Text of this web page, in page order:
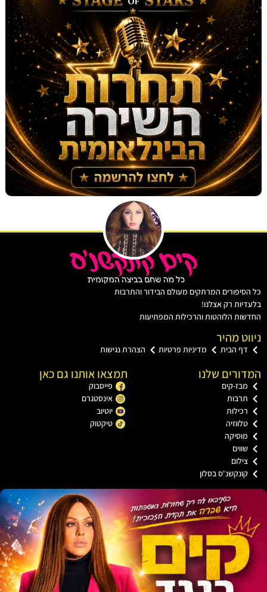
המרתקים מעולם הבידור והתרבות
רק אצלנו!
הלוהטות והרכילות המפתיעות
מהיר
הבית מדיניות פרטיות הצהרת נגישות
שלנו
קים
בסלון
תמצאו אותנו גם כאן
פייסבוק
אינסטגרם
יוטיוב
טיקטוק